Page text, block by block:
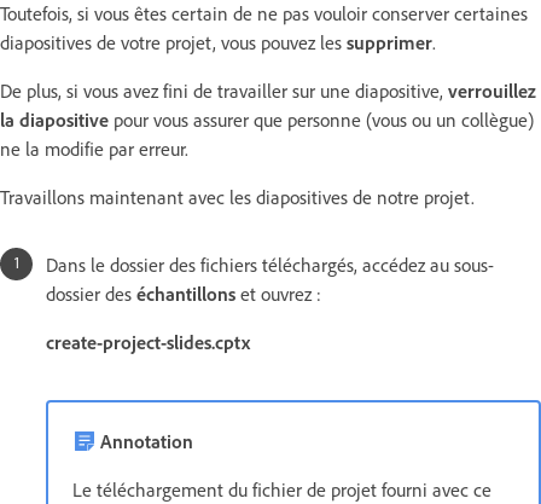
Toutefois, si vous êtes certain de ne pas vouloir conserver certaines
diapositives de votre projet, vous pouvez les supprimer.
De plus, si vous avez fini de travailler sur une diapositive, verrouillez
la diapositive pour vous assurer que personne (vous ou un collègue)
ne la modifie par erreur.
Travaillons maintenant avec les diapositives de notre projet.
Dans le dossier des fichiers téléchargés, accédez au sous-
dossier des échantillons et ouvrez :
create-project-slides.cptx
Annotation
Le téléchargement du fichier de projet fourni avec ce